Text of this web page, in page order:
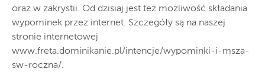
oraz w zakrystii. Od dzisiaj jest też możliwość składania
wypominek przez internet. Szczegóły są na naszej
stronie internetowej
www.freta.dominikanie.pl/intencje/wypominki-i-msza-
sw-roczna/.